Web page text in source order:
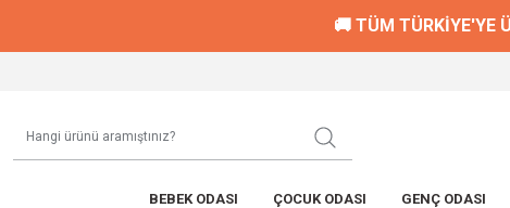
🚚 TÜM TÜRKİYE'YE
BEBEK ODASI ÇOCUK ODASI GENÇ ODASI